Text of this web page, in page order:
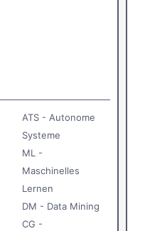
ATS - Autonome
Systeme
ML -
Maschinelles
Lernen
DM - Data Mining
CG -